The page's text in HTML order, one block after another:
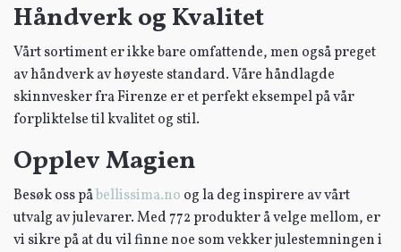
Håndverk og Kvalitet
Vårt sortiment er ikke bare omfattende, men også preget
av håndverk av høyeste standard. Våre håndlagde
skinnvesker fra Firenze er et perfekt eksempel på vår
forpliktelse til kvalitet og stil.
Opplev Magien
Besøk oss påbellissima.no og la deg inspirere av vårt
utvalg av julevarer. Med 772 produkter å velge mellom, er
vi sikre på at du vil finne noe som vekker julestemningen i